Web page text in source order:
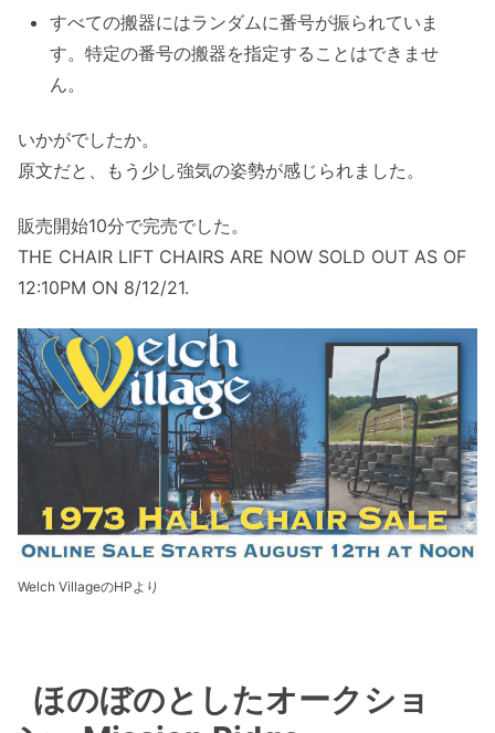
すべての搬器にはランダムに番号が振られていま
す。特定の番号の搬器を指定することはできませ
ん。
いかがでしたか。
原文だと、もう少し強気の姿勢が感じられました。
販売開始10分で完売でした。
THE CHAIR LIFT CHAIRS ARE NOW SOLD OUT AS OF
12:10PM ON 8/12/21.
Welch VillageのHPより
ほのぼのとしたオークショ